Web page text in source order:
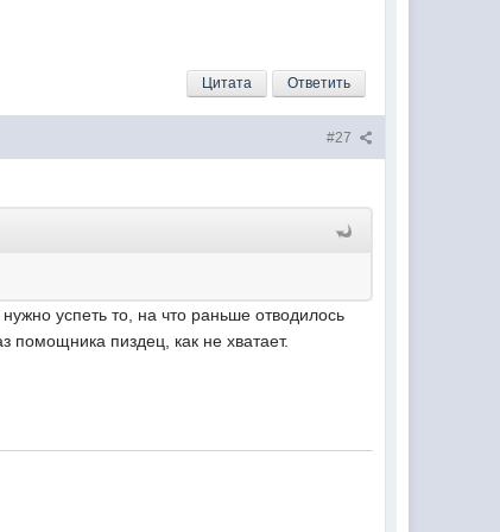
Ответить
Цитата
#27
успеть то, на что раньше отводилось
пиздец, как не хватает.